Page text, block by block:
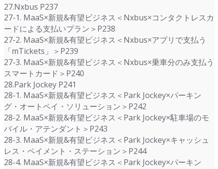
27.Nxbus P237
27-1. MaaS×新規&有望ビジネス＜Nxbus×コンタクトレスカ
ードによる支払いプラン＞P238
27-2. MaaS×新規&有望ビジネス＜Nxbus×アプリで支払う
「mTickets」＞P239
27-3. MaaS×新規&有望ビジネス＜Nxbus×乗車分のみ支払う
スマートカード＞P240
28.Park Jockey P241
28-1. MaaS×新規&有望ビジネス＜Park Jockey×パーキン
グ・オートペイ・ソリューション＞P242
28-2. MaaS×新規&有望ビジネス＜Park Jockey×駐車場のモ
バイル・アテンダント＞P243
28-3. MaaS×新規&有望ビジネス＜Park Jockey×キャッシュ
レス・ペイメント・ステーション＞P244
28-4. MaaS×新規&有望ビジネス＜Park Jockey×パーキン